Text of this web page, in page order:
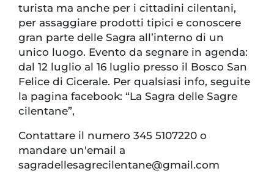
turista ma anche per i cittadini cilentani,
per assaggiare prodotti tipici e conoscere
gran parte delle Sagra all’interno di un
unico luogo. Evento da segnare in agenda:
dal 12 luglio al 16 luglio presso il Bosco San
Felice di Cicerale. Per qualsiasi info, seguite
la pagina facebook: “La Sagra delle Sagre
cilentane”,
Contattare il numero 345 5107220 o
mandare un'email a
sagradellesagrecilentane@gmail.com